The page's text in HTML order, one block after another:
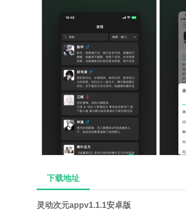
下载地址
灵动次元appv1.1.1安卓版